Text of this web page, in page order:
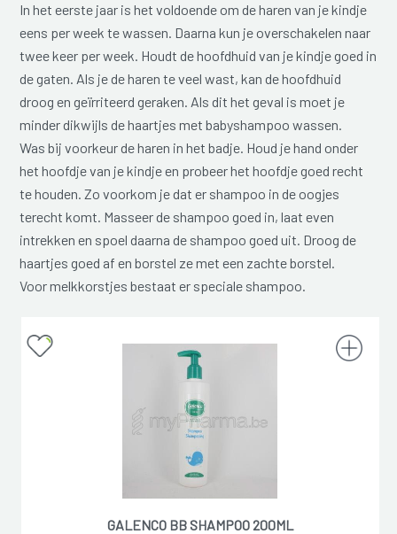
In het eerste jaar is het voldoende om de haren van je kindje
eens per week te wassen. Daarna kun je overschakelen naar
twee keer per week. Houdt de hoofdhuid van je kindje goed in
de gaten. Als je de haren te veel wast, kan de hoofdhuid
droog en geïrriteerd geraken. Als dit het geval is moet je
minder dikwijls de haartjes met babyshampoo wassen.
Was bij voorkeur de haren in het badje. Houd je hand onder
het hoofdje van je kindje en probeer het hoofdje goed recht
te houden. Zo voorkom je dat er shampoo in de oogjes
terecht komt. Masseer de shampoo goed in, laat even
intrekken en spoel daarna de shampoo goed uit. Droog de
haartjes goed af en borstel ze met een zachte borstel.
Voor melkkorstjes bestaat er speciale shampoo.
GALENCO BB SHAMPOO 200ML